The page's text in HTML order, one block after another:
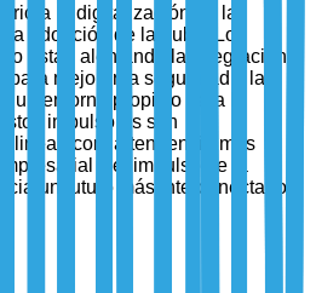
a la digitalización en la
la adopción de la nube. Los
están alentando la integración
para mejorar la seguridad y la
un entorno propicio para la
impulsores son
alinean con la tendencia más
y el impulso de la
un futuro más interconectado y